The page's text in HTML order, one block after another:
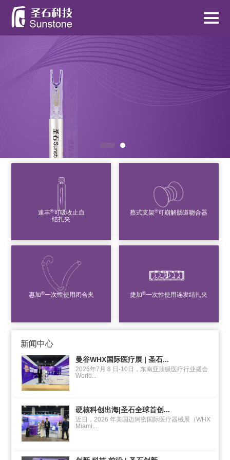
速丰®可吸收止血
结扎夹
蔡式支架®可崩解肠道吻合器
惠加®一次性使用闭合夹 捷加®一次性使用连发结扎夹
新闻中心
曼谷WHX国际医疗展 | 圣石...
2026年7月 8 日-10日，东南亚顶级医疗行业盛会
World...
硬核科创出海|圣石全球首创...
近日，2026 年美国迈阿密国际医疗器械展（WHX
Miami...